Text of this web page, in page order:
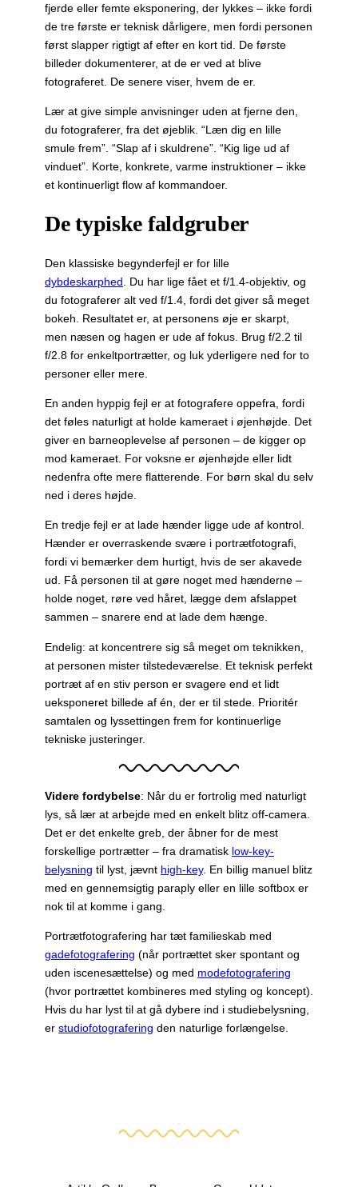
fjerde eller femte eksponering, der lykkes – ikke fordi
de tre første er teknisk dårligere, men fordi personen
først slapper rigtigt af efter en kort tid. De første
billeder dokumenterer, at de er ved at blive
fotograferet. De senere viser, hvem de er.
Lær at give simple anvisninger uden at fjerne den,
du fotograferer, fra det øjeblik. “Læn dig en lille
smule frem”. “Slap af i skuldrene”. “Kig lige ud af
vinduet”. Korte, konkrete, varme instruktioner – ikke
et kontinuerligt flow af kommandoer.
De typiske faldgruber
Den klassiske begynderfejl er for lille
dybdeskarphed . Du har lige fået et f/1.4-objektiv, og
du fotograferer alt ved f/1.4, fordi det giver så meget
bokeh. Resultatet er, at personens øje er skarpt,
men næsen og hagen er ude af fokus. Brug f/2.2 til
f/2.8 for enkeltportrætter, og luk yderligere ned for to
personer eller mere.
En anden hyppig fejl er at fotografere oppefra, fordi
det føles naturligt at holde kameraet i øjenhøjde. Det
giver en barneoplevelse af personen – de kigger op
mod kameraet. For voksne er øjenhøjde eller lidt
nedenfra ofte mere flatterende. For børn skal du selv
ned i deres højde.
En tredje fejl er at lade hænder ligge ude af kontrol.
Hænder er overraskende svære i portrætfotografi,
fordi vi bemærker dem hurtigt, hvis de ser akavede
ud. Få personen til at gøre noget med hænderne –
holde noget, røre ved håret, lægge dem afslappet
sammen – snarere end at lade dem hænge.
Endelig: at koncentrere sig så meget om teknikken,
at personen mister tilstedeværelse. Et teknisk perfekt
portræt af en stiv person er svagere end et lidt
ueksponeret billede af én, der er til stede. Prioritér
samtalen og lyssettingen frem for kontinuerlige
tekniske justeringer.
Videre fordybelse: Når du er fortrolig med naturligt
lys, så lær at arbejde med en enkelt blitz off-camera.
Det er det enkelte greb, der åbner for de mest
forskellige portrætter – fra dramatisk low-key-
belysning til lyst, jævnt high-key. En billig manuel blitz
med en gennemsigtig paraply eller en lille softbox er
nok til at komme i gang.
Portrætfotografering har tæt familieskab med
gadefotografering (når portrættet sker spontant og
uden iscenesættelse) og med modefotografering
(hvor portrættet kombineres med styling og koncept).
Hvis du har lyst til at gå dybere ind i studiebelysning,
er studiofotografering den naturlige forlængelse.